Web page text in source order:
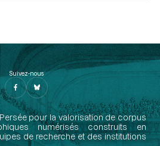
Suivez-nous
pour la valorisation de corpus
numérisés construits en
de recherche et des institutions